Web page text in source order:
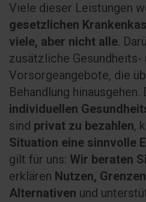
Viele dieser Leistungen
gesetzlichen
viele, aber nicht alle.
zusätzliche Gesundheits-
Vorsorgeangebote, die
Behandlung
individuellen
sind privat zu bezahlen,
Situation eine sinnvolle
gilt für uns: Wir beraten
erklären Nutzen,
Alternativen und